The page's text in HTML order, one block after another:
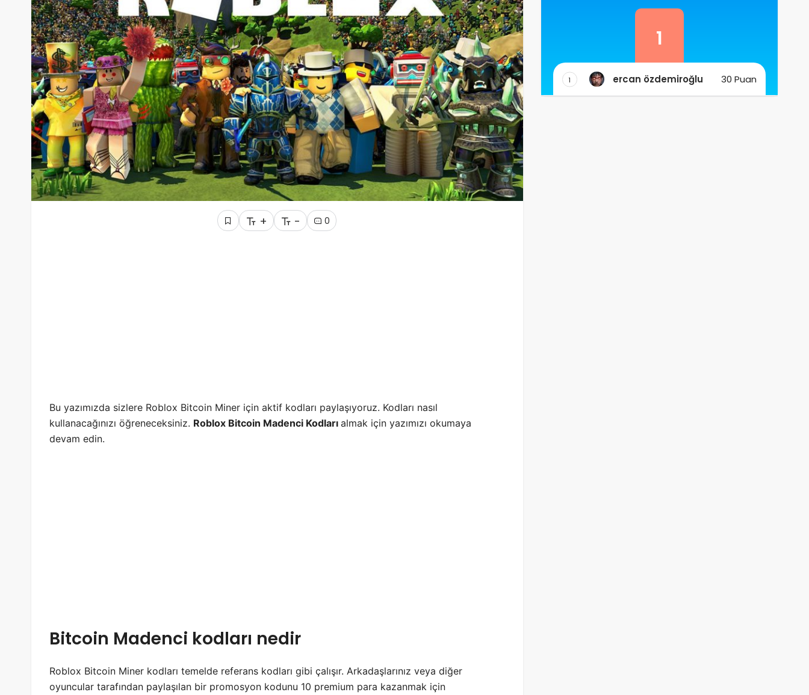
+ - 0
Bu yazımızda sizlere Roblox Bitcoin Miner için aktif kodları paylaşıyoruz. Kodları nasıl
kullanacağınızı öğreneceksiniz. Roblox Bitcoin Madenci Kodları almak için yazımızı okumaya
devam edin.
Bitcoin Madenci kodları nedir
Roblox Bitcoin Miner kodları temelde referans kodları gibi çalışır. Arkadaşlarınız veya diğer
oyuncular tarafından paylaşılan bir promosyon kodunu 10 premium para kazanmak için
1
1 ercan özdemiroğlu 30 Puan